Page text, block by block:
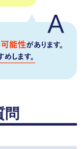
女性
にしています。
シです。
問